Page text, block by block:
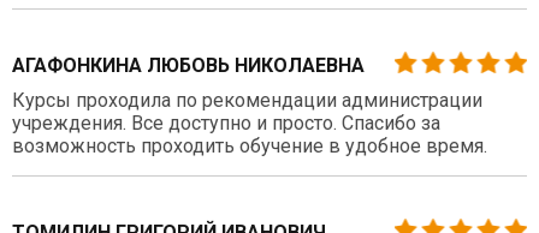
АГАФОНКИНА ЛЮБОВЬ НИКОЛАЕВНА
Курсы проходила по рекомендации администрации
учреждения. Все доступно и просто. Спасибо за
возможность проходить обучение в удобное время.